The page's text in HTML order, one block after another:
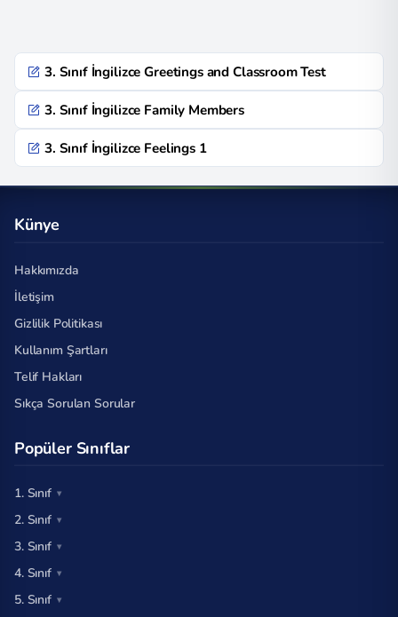
3. Sınıf İngilizce Greetings and Classroom Test
3. Sınıf İngilizce Family Members
3. Sınıf İngilizce Feelings 1
Künye
Hakkımızda
İletişim
Gizlilik Politikası
Kullanım Şartları
Telif Hakları
Sıkça Sorulan Sorular
Popüler Sınıflar
1. Sınıf
2. Sınıf
3. Sınıf
4. Sınıf
5. Sınıf